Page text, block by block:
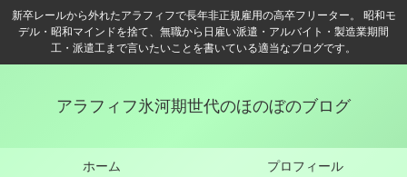
新卒レールから外れたアラフィフで長年非正規雇用の高卒フリーター。 昭和モ
デル・昭和マインドを捨て、無職から日雇い派遣・アルバイト・製造業期間
工・派遣工まで言いたいことを書いている適当なブログです。
アラフィフ氷河期世代のほのぼのブログ
ホーム プロフィール